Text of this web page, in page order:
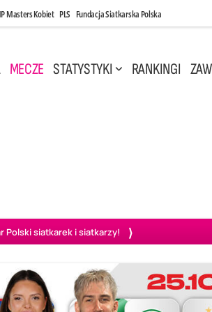
Masters Kobiet PLS Fundacja Siatkarska Polska
MECZE STATYSTYKI RANKINGI
Polski siatkarek i siatkarzy!